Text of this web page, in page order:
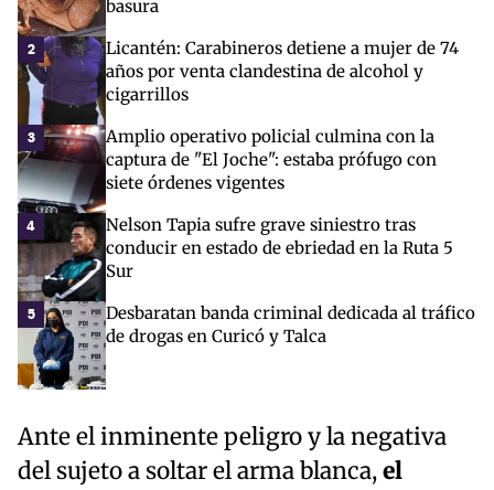
basura
2
Licantén: Carabineros detiene a mujer de 74
años por venta clandestina de alcohol y
cigarrillos
3
Amplio operativo policial culmina con la
captura de "El Joche": estaba prófugo con
siete órdenes vigentes
4
Nelson Tapia sufre grave siniestro tras
conducir en estado de ebriedad en la Ruta 5
Sur
5
Desbaratan banda criminal dedicada al tráfico
de drogas en Curicó y Talca
Ante el inminente peligro y la negativa
del sujeto a soltar el arma blanca,el